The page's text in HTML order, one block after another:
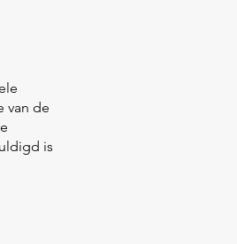
van de
is